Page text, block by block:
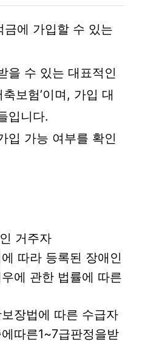
금에 가입할 수 있는
을 수 있는 대표적인
보험’이며, 가입 대
입니다.
입 가능 여부를 확인
거주자
따라 등록된 장애인
에 관한 법률에 따른
장법에 따른 수급자
따른1~7급판정을받